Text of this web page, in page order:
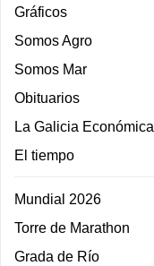
Gráficos
Somos Agro
Somos Mar
Obituarios
La Galicia Económica
El tiempo
Mundial 2026
Torre de Marathon
Grada de Río